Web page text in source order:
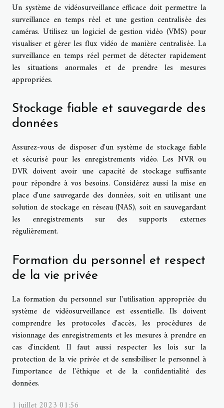
Un système de vidéosurveillance efficace doit permettre la
surveillance en temps réel et une gestion centralisée des
caméras. Utilisez un logiciel de gestion vidéo (VMS) pour
visualiser et gérer les flux vidéo de manière centralisée. La
surveillance en temps réel permet de détecter rapidement
les situations anormales et de prendre les mesures
appropriées.
Stockage fiable et sauvegarde des
données
Assurez-vous de disposer d'un système de stockage fiable
et sécurisé pour les enregistrements vidéo. Les NVR ou
DVR doivent avoir une capacité de stockage suffisante
pour répondre à vos besoins. Considérez aussi la mise en
place d'une sauvegarde des données, soit en utilisant une
solution de stockage en réseau (NAS), soit en sauvegardant
les enregistrements sur des supports externes
régulièrement.
Formation du personnel et respect
de la vie privée
La formation du personnel sur l'utilisation appropriée du
système de vidéosurveillance est essentielle. Ils doivent
comprendre les protocoles d'accès, les procédures de
visionnage des enregistrements et les mesures à prendre en
cas d'incident. Il faut aussi respecter les lois sur la
protection de la vie privée et de sensibiliser le personnel à
l'importance de l'éthique et de la confidentialité des
données.